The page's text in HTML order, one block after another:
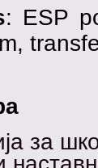
: ESP
за